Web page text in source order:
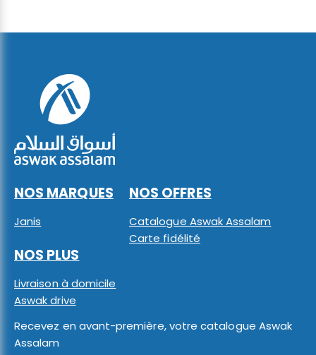
NOS MARQUES
Janis
NOS OFFRES
Catalogue Aswak Assalam
Carte fidélité
NOS PLUS
Livraison à domicile
Aswak drive
Recevez en avant-première, votre catalogue Aswak
Assalam